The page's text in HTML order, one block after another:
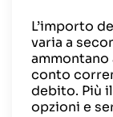
L’importo
varia a
ammontano
conto
debito. Più
opzioni e